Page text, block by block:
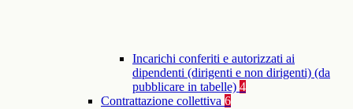
Incarichi conferiti e autorizzati ai
dipendenti (dirigenti e non dirigenti) (da
pubblicare in tabelle) 4
Contrattazione collettiva 6